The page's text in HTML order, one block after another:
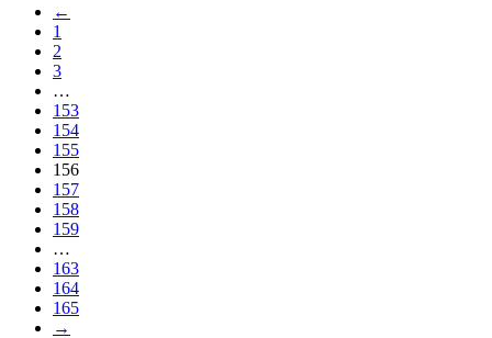
←
1
2
3
…
153
154
155
156
157
158
159
…
163
164
165
→